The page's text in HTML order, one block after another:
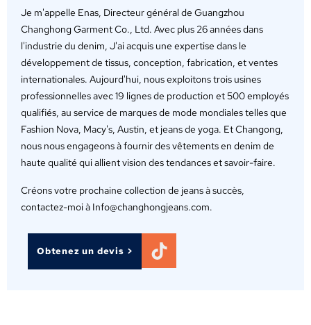
Je m'appelle Enas, Directeur général de Guangzhou
Changhong Garment Co., Ltd. Avec plus 26 années dans
l'industrie du denim, J'ai acquis une expertise dans le
développement de tissus, conception, fabrication, et ventes
internationales. Aujourd'hui, nous exploitons trois usines
professionnelles avec 19 lignes de production et 500 employés
qualifiés, au service de marques de mode mondiales telles que
Fashion Nova, Macy's, Austin, et jeans de yoga. Et Changong,
nous nous engageons à fournir des vêtements en denim de
haute qualité qui allient vision des tendances et savoir-faire.
Créons votre prochaine collection de jeans à succès,
contactez-moi à Info@changhongjeans.com.
Obtenez un devis >